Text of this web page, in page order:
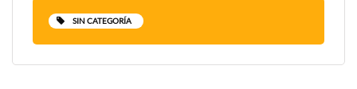
SIN CATEGORÍA